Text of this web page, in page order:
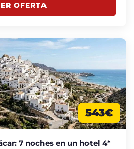
OFERTA
543€
7 noches en un hotel 4*